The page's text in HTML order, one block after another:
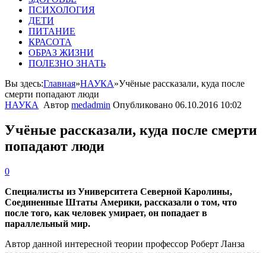
ПСИХОЛОГИЯ
ДЕТИ
ПИТАНИЕ
КРАСОТА
ОБРАЗ ЖИЗНИ
ПОЛЕЗНО ЗНАТЬ
Вы здесь:Главная»НАУКА»Учёные рассказали, куда после
смерти попадают люди
НАУКА
Автор medadmin Опубликовано 06.10.2016 10:02
Учёные рассказали, куда после смерти
попадают люди
0
Специалисты из Университета Северной Каролины,
Соединенные Штаты Америки, рассказали о том, что
после того, как человек умирает, он попадает в
параллельный мир.
Автор данной интересной теории профессор Роберт Ланза